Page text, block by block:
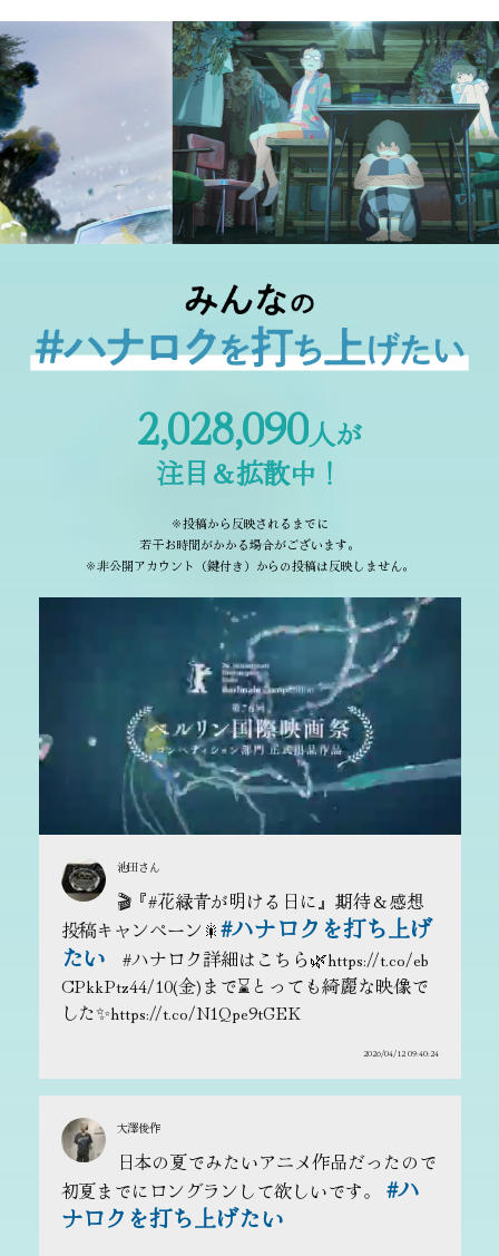
ーン内容に沿っていない投稿を行った場合、X（旧Twitter）の利用規約・
ルールに違反していると主催者または事務局が判断した場合は、応募資格
を無効とさせていただきます。
13歳未満の方は応募できません。また、未成年は親権者の同意を得たうえ
で応募してください。これに反するご応募は無効となります。
以下のいずれかに応募者が該当する場合、主催者又は事務局は、応募を無
効とします。
非公開アカウント
指定ハッシュタグなし
自動投稿や複数アカウント利用による不適切な投稿作成などの不正
本規約および関係法令ならびにX（旧Twitter）の利用規約・ルールに
違反した場合
本作品や第三者を誹謗中傷する内容
名誉毀損および侮辱にあたる内容など第三者の迷惑になりうる内容
以上各号の他社会通念上不適切と主催者が判断する内容
第2条（投稿内容の権利および利用許諾）
応募者には、投稿内容が第三者の著作権・肖像権・パブリシティ権その他
を、非独占的・無償で、期間および地域の制限なく、映画『花緑青が明け
る日に』のプロモーション目的で複製、公衆送信、翻案、編集などの形で
主催者および事務局が利用することを許諾します（作品公式サイト、
SNS、当WEBサイト、広告物、上映時の素材、報道対応などを含みま
第3条（賞品・当選者数・当選発表の方法）
応募期間終了後に、厳正な抽選を行い、当選者には映画『花緑青が明ける
日に』公式アカウントよりチャットを利用して当選を通知します。当選発
表はこの通知のみで行いますので公式アカウントからの連絡は必ず受信で
きるように設定してください。なお、主催者や事務局に当選結果のお問い
合わせいただいてもお答えできませんので、お問い合わせはご遠慮くださ
い。当選の場合のみ、ご連絡いたします。公式アカウントをフォローのう
え、同アカウントからの当選通知を受け取れるよう設定をご確認くださ
当選者は、当選通知に記載されている入力フォームに、通知から10日以内
に必要情報の登録を行ってください。期限内に登録がない、当選通知が受
信できなかった場合、住所やメールアドレス・電話番号の記載不備および
長期不在などにより連絡が取れなかった場合は、当選を無効とさせていた
だき、必要に応じて再抽選を行います。
応募者は日本国に居住している方に限定させていただきます。また、賞品
取得する個人情報は、主催者制定のプライバシーポリシー に従い適切に管
理し、事務局、配送事業者、その他手配委託先に業務委託の範囲で提供し
ます。
取得した個人情報は、当選連絡・本人確認・賞品手配・発送・各種問い合
わせ対応を目的として利用します。
個人情報に関するお問い合わせ窓口は下記となります。なお、当落や抽選
方法に関するお問い合わせにはお答えできません。
不正な目的での応募、複数アカウント作成、機械的方法を利用した応募、
他者の名誉・信用を毀損する投稿、法令・公序良俗違反、
の利用規約・ルール
の第三者開示などを禁止します。
前項に該当する行為により、主催者または事務局に損害が発生した場合、
主催者または事務局は当該行為を行った者に対して損害賠償を請求する場
合があります。
2,028,090人が
注目＆拡散中！
※投稿から反映されるまでに
若干お時間がかかる場合がございます。
※非公開アカウント（鍵付き）からの投稿は反映しません。
池田さん
🎬『#花緑青が明ける日に』期待＆感想
投稿キャンペーン🎇#ハナロクを打ち上げ
たい #ハナロク詳細はこちら🌿https://t.co/eb
CPkkPtz44/10(金)まで⌛とっても綺麗な映像で
した✨https://t.co/N1Qpe9tGEK
2026/04/12 09:40:24
大澤俊作
日本の夏でみたいアニメ作品だったので
初夏までにロングランして欲しいです。#ハ
ナロクを打ち上げたい